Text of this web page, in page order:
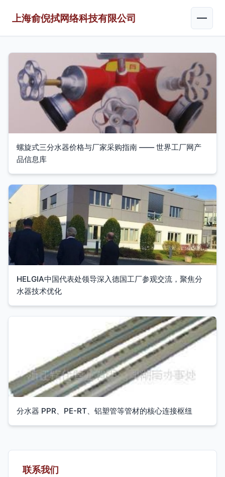
上海俞倪拭网络科技有限公司
螺旋式三分水器价格与厂家采购指南 —— 世界工厂网产
品信息库
HELGIA中国代表处领导深入德国工厂参观交流，聚焦分
水器技术优化
分水器 PPR、PE-RT、铝塑管等管材的核心连接枢纽
联系我们